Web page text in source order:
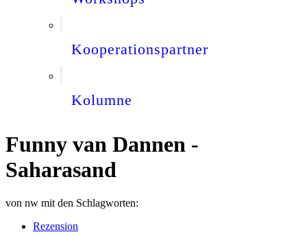
Kooperationspartner
Kolumne
Funny van Dannen -
Saharasand
von nw mit den Schlagworten:
Rezension